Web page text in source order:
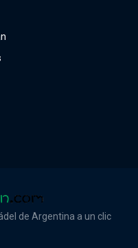
de Argentina a un clic